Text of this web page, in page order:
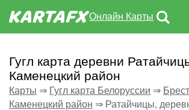
Онлайн Карты
Гугл карта деревни
Каменецкий район
Карты ⇒ Гугл карта Белоруссии ⇒
Каменецкий район ⇒ Ратайчицы,